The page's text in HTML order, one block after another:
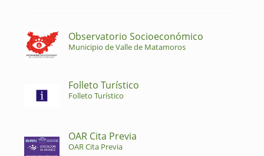
Observatorio Socioeconómico
Municipio de Valle de Matamoros
Folleto Turístico
Folleto Turístico
OAR Cita Previa
OAR Cita Previa